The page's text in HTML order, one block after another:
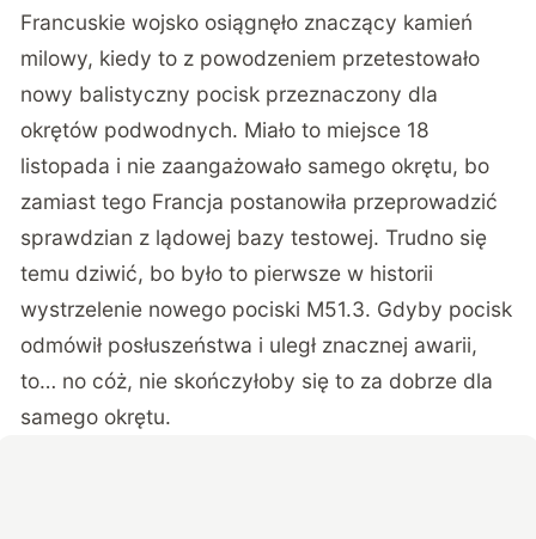
Francuskie wojsko osiągnęło znaczący kamień
milowy, kiedy to z powodzeniem przetestowało
nowy balistyczny pocisk przeznaczony dla
okrętów podwodnych. Miało to miejsce 18
listopada i nie zaangażowało samego okrętu, bo
zamiast tego Francja postanowiła przeprowadzić
sprawdzian z lądowej bazy testowej. Trudno się
temu dziwić, bo było to pierwsze w historii
wystrzelenie nowego pociski M51.3. Gdyby pocisk
odmówił posłuszeństwa i uległ znacznej awarii,
to… no cóż, nie skończyłoby się to za dobrze dla
samego okrętu.